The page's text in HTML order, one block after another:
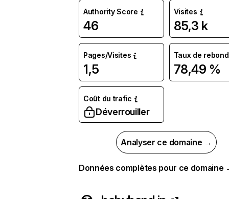
Authority Score
46
Visites
85,3 k
Pages/Visites
1,5
Taux de rebond
78,49 %
Coût du trafic
Déverrouiller
Analyser ce domaine →
Données complètes pour ce domaine